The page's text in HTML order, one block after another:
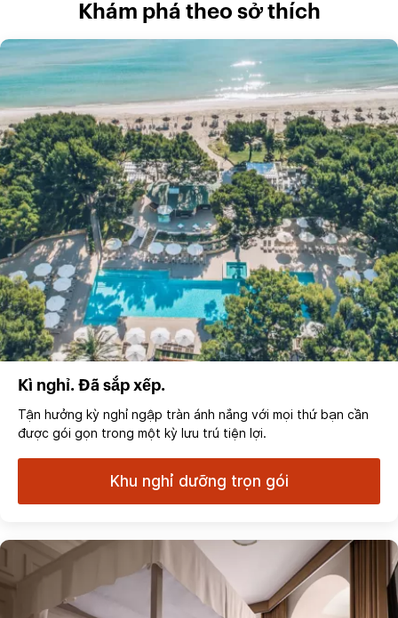
Khám phá theo sở thích
Kì nghỉ. Đã sắp xếp.
Tận hưởng kỳ nghỉ ngập tràn ánh nắng với mọi thứ bạn cần
được gói gọn trong một kỳ lưu trú tiện lợi.
Khu nghỉ dưỡng trọn gói